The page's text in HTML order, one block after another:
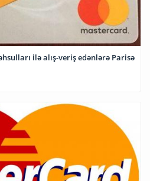
ilə alış-veriş edənlərə Parisə